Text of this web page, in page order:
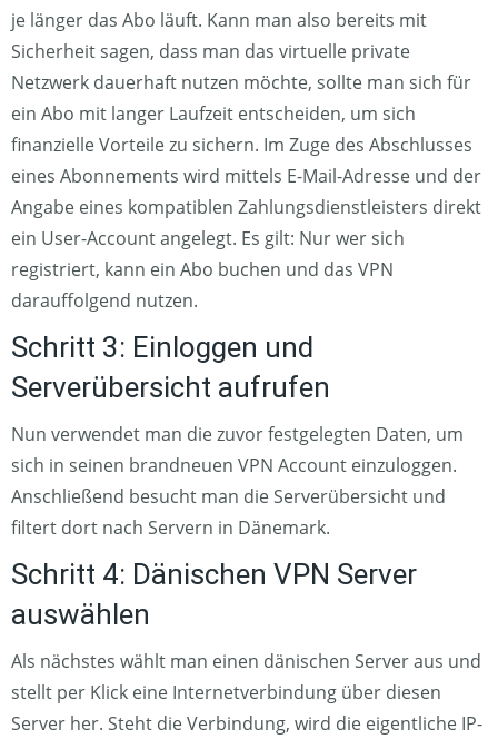
je länger das Abo läuft. Kann man also bereits mit
Sicherheit sagen, dass man das virtuelle private
Netzwerk dauerhaft nutzen möchte, sollte man sich für
ein Abo mit langer Laufzeit entscheiden, um sich
finanzielle Vorteile zu sichern. Im Zuge des Abschlusses
eines Abonnements wird mittels E-Mail-Adresse und der
Angabe eines kompatiblen Zahlungsdienstleisters direkt
ein User-Account angelegt. Es gilt: Nur wer sich
registriert, kann ein Abo buchen und das VPN
darauffolgend nutzen.
Schritt 3: Einloggen und
Serverübersicht aufrufen
Nun verwendet man die zuvor festgelegten Daten, um
sich in seinen brandneuen VPN Account einzuloggen.
Anschließend besucht man die Serverübersicht und
filtert dort nach Servern in Dänemark.
Schritt 4: Dänischen VPN Server
auswählen
Als nächstes wählt man einen dänischen Server aus und
stellt per Klick eine Internetverbindung über diesen
Server her. Steht die Verbindung, wird die eigentliche IP-